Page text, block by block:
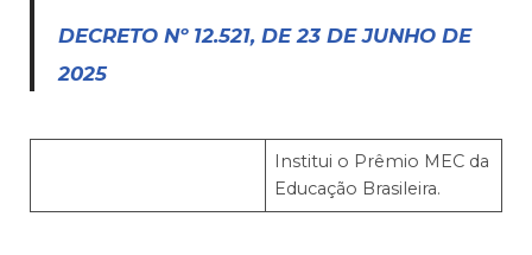
DECRETO Nº 12.521, DE 23 DE JUNHO DE
2025
Institui o Prêmio MEC da
Educação Brasileira.